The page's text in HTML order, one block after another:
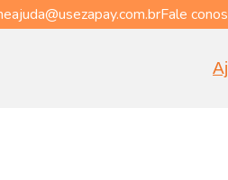
Fale